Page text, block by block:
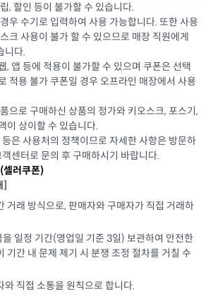
, 할인 등이 불가할 수 있습니다.
우 수기로 입력하여 사용 가능합니다. 또한 사용
크 사용이 불가 할 수 있으므로 매장 직원에게
니다.
, 앱 등에 적용이 불가할 수 있으며 쿠폰은 선택
적용 불가 쿠폰일 경우 오프라인 매장에서 사용
으로 구매하신 상품의 정가와 키오스크, 포스기,
이 상이할 수 있습니다.
은 사용처의 정책이므로 자세한 사항은 방문하
센터로 문의 후 구매하시기 바랍니다.
셀러쿠폰)
]
거래 방식으로, 판매자와 구매자가 직접 거래하
일정 기간(영업일 기준 3일) 보관하여 안전한
기간 내 문제 제기 시 분쟁 조정 절차를 거칠 수
와 직접 소통을 원칙으로 합니다.